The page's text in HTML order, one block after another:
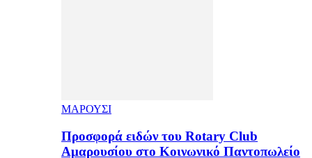
ΜΑΡΟΥΣΙ
Προσφορά ειδών του Rotary Club
Αμαρουσίου στο Κοινωνικό Παντοπωλείο